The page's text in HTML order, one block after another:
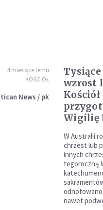
4 miesiące temu
KOŚCIÓŁ
News / pk
wzrost
Wigilię
W Australii
chrzest lub
innych
tegoroczną
nawet